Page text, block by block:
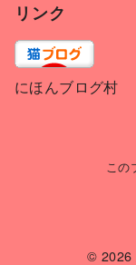
リンク
にほんブログ村
この
© 2026